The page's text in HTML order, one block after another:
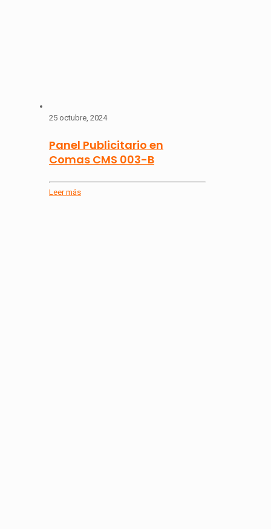
25 octubre, 2024
Panel Publicitario en
Comas CMS 003-B
Leer más